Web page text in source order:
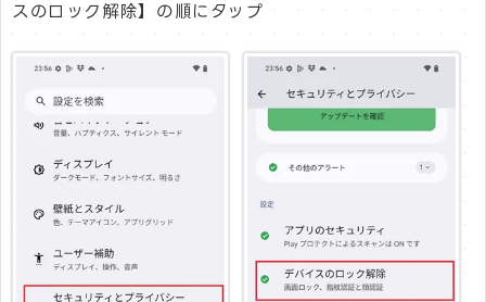
スのロック解除】の順にタップ